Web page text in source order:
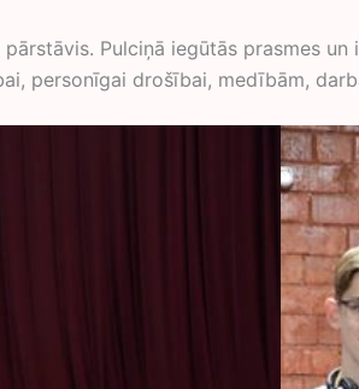
Pulciņā iegūtās prasmes
personīgai drošībai, medībām,